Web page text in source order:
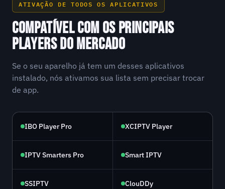
ATIVAÇÃO DE TODOS OS APLICATIVOS
COMPATÍVEL COM OS PRINCIPAIS
PLAYERS DO MERCADO
Se o seu aparelho já tem um desses aplicativos
instalado, nós ativamos sua lista sem precisar trocar
de app.
IBO Player Pro XCIPTV Player
IPTV Smarters Pro Smart IPTV
SSIPTV ClouDDy